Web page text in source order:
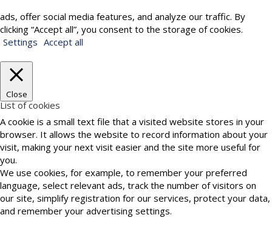
ads, offer social media features, and analyze our traffic. By
clicking “Accept all”, you consent to the storage of cookies.
Settings Accept all
Close
List of cookies
A cookie is a small text file that a visited website stores in your
browser. It allows the website to record information about your
visit, making your next visit easier and the site more useful for
you.
We use cookies, for example, to remember your preferred
language, select relevant ads, track the number of visitors on
our site, simplify registration for our services, protect your data,
and remember your advertising settings.